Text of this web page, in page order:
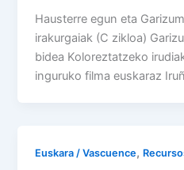
Hausterre egun eta
irakurgaiak (C zikloa)
bidea Koloreztatzeko
inguruko filma euskaraz
Euskara / Vascuence,